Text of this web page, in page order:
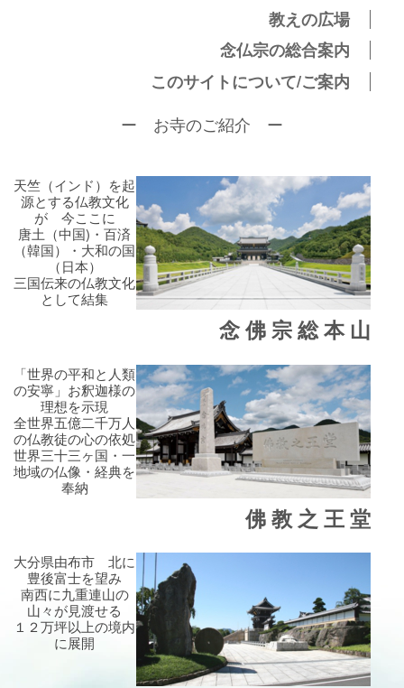
教えの広場
念仏宗の総合案内
このサイトについて/ご案内
ー お寺のご紹介 ー
念 佛 宗 総 本 山
天竺（インド）を起
源とする仏教文化
が 今ここに
唐土（中国)・百済
（韓国）・大和の国
（日本）
三国伝来の仏教文化
として結集
佛 教 之 王 堂
「世界の平和と人類
の安寧」お釈迦様の
理想を示現
全世界五億二千万人
の仏教徒の心の依処
世界三十三ヶ国・一
地域の仏像・経典を
奉納
大分県由布市 北に
豊後富士を望み
南西に九重連山の
山々が見渡せる
１２万坪以上の境内
に展開